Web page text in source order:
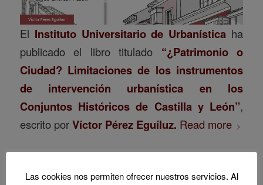
El Instituto Universitario de Urbanística ha
publicado el libro titulado “¿Patrimonio o
Ciudad? Limitaciones de los instrumentos
de intervención urbanística en los
Conjuntos Históricos de Castilla y León”,
escrito porVíctor Pérez Eguíluz. Read more
Las cookies nos permiten ofrecer nuestros servicios. Al